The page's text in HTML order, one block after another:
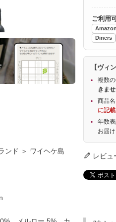
ンド ＞ ワイヘケ島
ご利用
Diners
【ヴィ
複数
きま
商品
に記
年数
お届け
レビュ